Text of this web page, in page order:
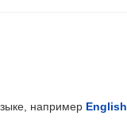
например English